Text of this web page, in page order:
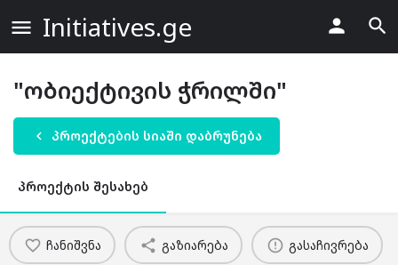
Initiatives.ge
"ობიექტივის ჭრილში"
პროექტების სიაში დაბრუნება
პროექტის შესახებ
ჩანიშვნა გაზიარება გასაჩივრება